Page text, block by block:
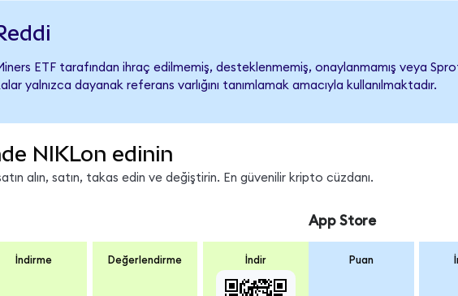
ETF tarafından ihraç edilmemiş, desteklenmemiş, onaylanmamış veya
yalnızca dayanak referans varlığını tanımlamak amacıyla kullanılmaktadır.
NIKLon edinin
alın, satın, takas edin ve değiştirin. En güvenilir kripto cüzdanı.
İndirme Değerlendirme İndir
App Store
Puan